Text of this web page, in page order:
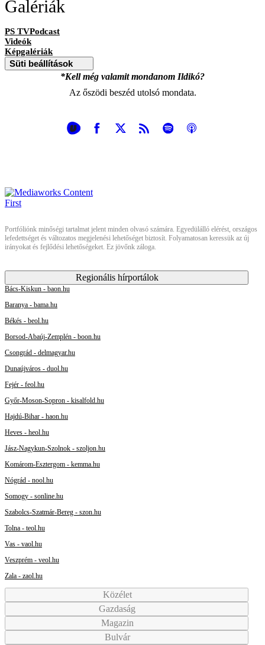
Galériák
PS TVPodcast
Videók
Képgalériák
Süti beállítások
*Kell még valamit mondanom Ildikó?
Az őszödi beszéd utolsó mondata.
Portfóliónk minőségi tartalmat jelent minden olvasó számára. Egyedülálló elérést, országos
lefedettséget és változatos megjelenési lehetőséget biztosít. Folyamatosan keressük az új
irányokat és fejlődési lehetőségeket. Ez jövőnk záloga.
Regionális hírportálok
Bács-Kiskun - baon.hu
Baranya - bama.hu
Békés - beol.hu
Borsod-Abaúj-Zemplén - boon.hu
Csongrád - delmagyar.hu
Dunaújváros - duol.hu
Fejér - feol.hu
Győr-Moson-Sopron - kisalfold.hu
Hajdú-Bihar - haon.hu
Heves - heol.hu
Jász-Nagykun-Szolnok - szoljon.hu
Komárom-Esztergom - kemma.hu
Nógrád - nool.hu
Somogy - sonline.hu
Szabolcs-Szatmár-Bereg - szon.hu
Tolna - teol.hu
Vas - vaol.hu
Veszprém - veol.hu
Zala - zaol.hu
Közélet
Gazdaság
Magazin
Bulvár